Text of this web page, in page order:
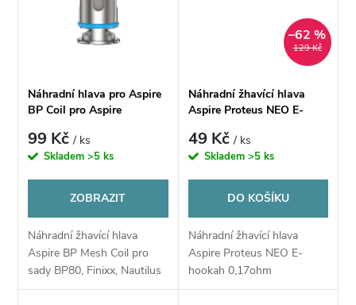
Náhradní hlava pro Aspire
BP Coil pro Aspire
99 Kč/ ks
Skladem>5 ks
ZOBRAZIT
Náhradní žhavící hlava
Aspire BP Mesh Coil pro
sady BP80, Finixx, Nautilus
Prime X, BOXX a atomizér
129 Kč
–62 %
Náhradní žhavící hlava
Aspire Proteus NEO E-
49 Kč/ ks
Skladem >5 ks
DO KOŠÍKU
Náhradní žhavící hlava
Aspire Proteus NEO E-
hookah 0,17ohm